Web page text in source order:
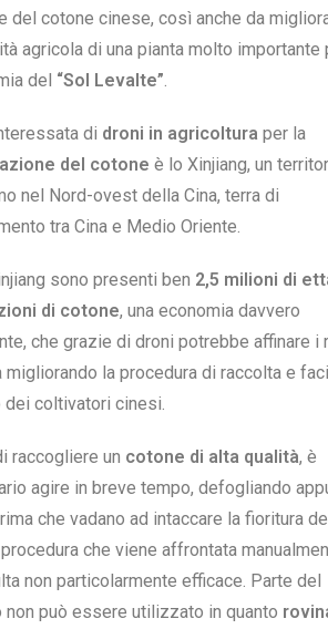
del cotone cinese, così anche da
agricola di una pianta molto importante
del “Sol Levalte”.
di droni in agricoltura per la
del cotone è lo Xinjiang, un
nel Nord-ovest della Cina, terra di
tra Cina e Medio Oriente.
sono presenti ben 2,5 milioni di
di cotone, una economia davvero
che grazie di droni potrebbe affinare i
migliorando la procedura di raccolta e
dei coltivatori cinesi.
raccogliere un cotone di alta qualità, è
agire in breve tempo, defogliando
che vadano ad intaccare la fioritura
che viene affrontata
non particolarmente efficace. Parte del
non può essere utilizzato in quanto